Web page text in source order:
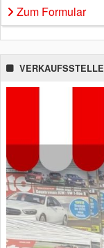
Zum Formular